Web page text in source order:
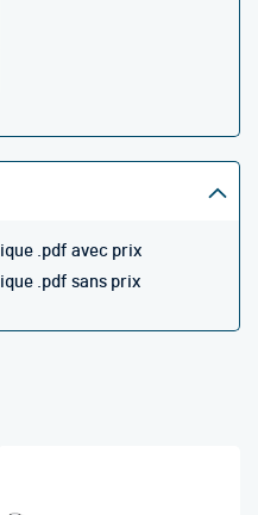
.pdf avec prix
.pdf sans prix